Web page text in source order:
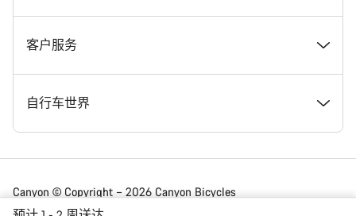
Canyon 新闻发布室
条款和条件
法律披露
提示和建议
Canyon Home Koblenz
会员礼遇
找到您梦寐以求的 Canyon 自行车
现货自行车
找到您的 Canyon 尺寸
客户服务
支持中心
服务网点
自行车世界
公路车
Canyon © Copyright – 2026 Canyon Bicycles
GmbH – 保留所有权利